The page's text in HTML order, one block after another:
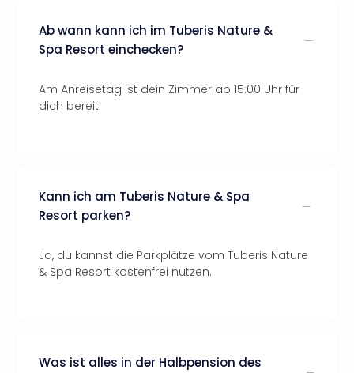
Ab wann kann ich im Tuberis Nature &
Spa Resort einchecken?
Am Anreisetag ist dein Zimmer ab 15:00 Uhr für
dich bereit.
Kann ich am Tuberis Nature & Spa
Resort parken?
Ja, du kannst die Parkplätze vom Tuberis Nature
& Spa Resort kostenfrei nutzen.
Was ist alles in der Halbpension des